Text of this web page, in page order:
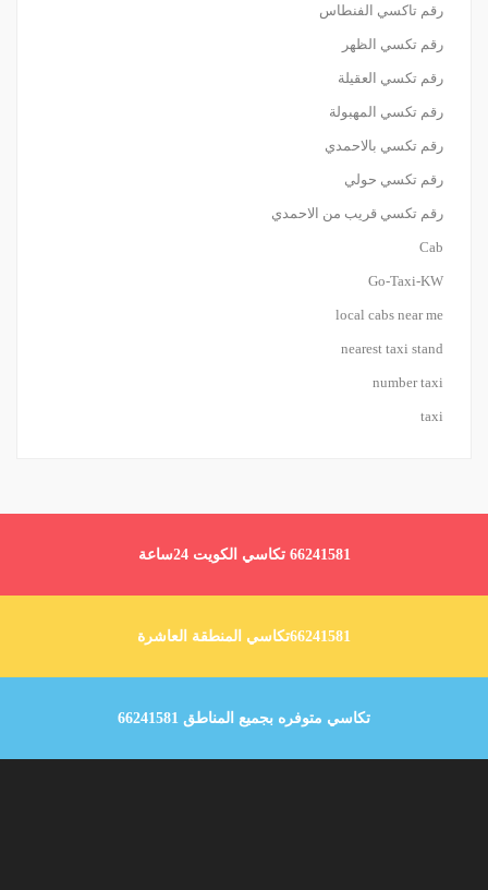
رقم تاكسي الفنطاس
رقم تكسي الظهر
رقم تكسي العقيلة
رقم تكسي المهبولة
رقم تكسي بالاحمدي
رقم تكسي حولي
رقم تكسي قريب من الاحمدي
Cab
Go-Taxi-KW
local cabs near me
nearest taxi stand
number taxi
taxi
66241581 تكاسي الكويت 24ساعة
66241581تكاسي المنطقة العاشرة
تكاسي متوفره بجميع المناطق 66241581